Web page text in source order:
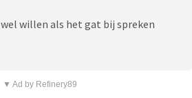
willen als het gat bij spreken
▼ Ad by Refinery89